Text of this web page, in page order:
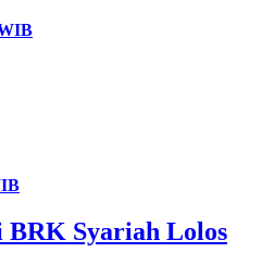
BRK Syariah Lolos